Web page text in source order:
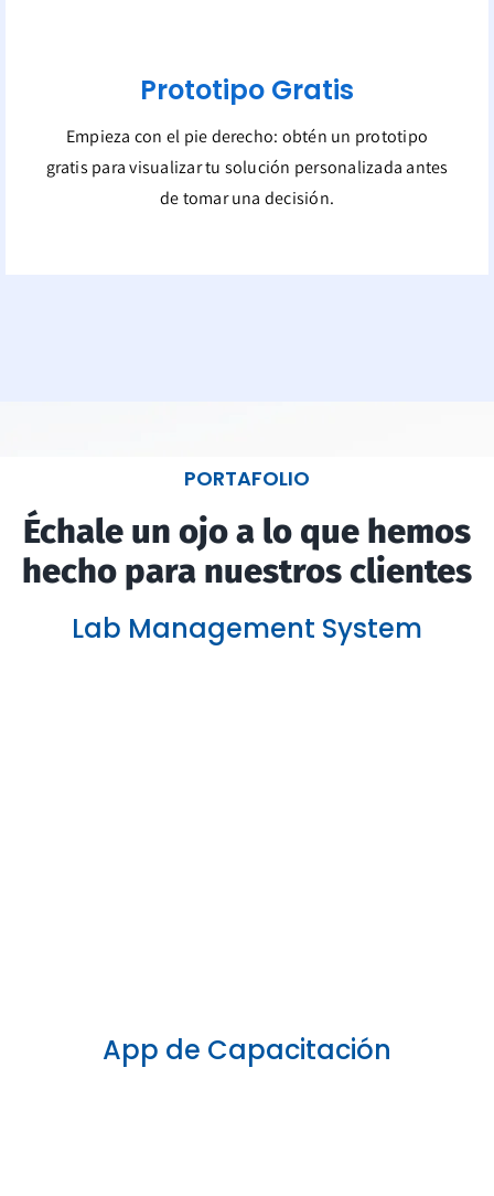
Prototipo Gratis
Empieza con el pie derecho: obtén un prototipo
gratis para visualizar tu solución personalizada antes
de tomar una decisión.
PORTAFOLIO
Échale un ojo a lo que hemos
hecho para nuestros clientes
Lab Management System
App de Capacitación